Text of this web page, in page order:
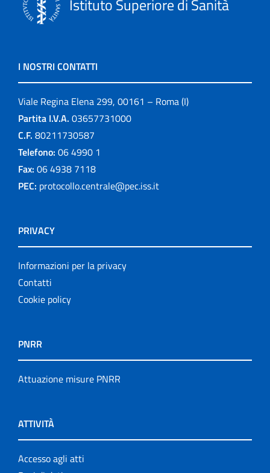
Istituto Superiore di Sanità
I NOSTRI CONTATTI
Viale Regina Elena 299, 00161 – Roma (I)
Partita I.V.A. 03657731000
C.F. 80211730587
Telefono: 06 4990 1
Fax: 06 4938 7118
PEC: protocollo.centrale@pec.iss.it
PRIVACY
Informazioni per la privacy
Contatti
Cookie policy
PNRR
Attuazione misure PNRR
ATTIVITÀ
Accesso agli atti